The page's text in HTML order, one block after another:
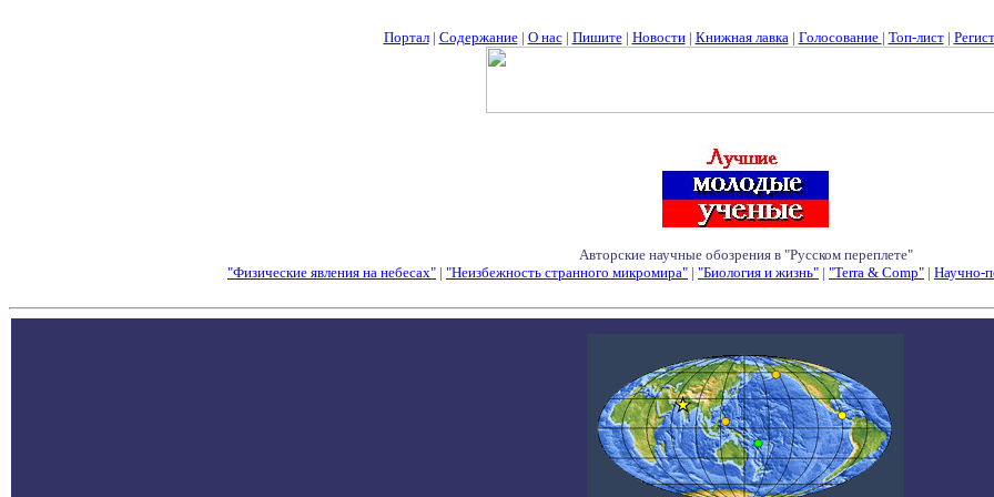
Портал| Содержание| О нас| Пишите| Новости| Книжная лавка| Голосование | Топ-лист|
Авторские научные обозрения в "Русском переплете"
"Физические явления на небесах" | "Неизбежность странного микромира" | "Биология и жизнь" | "Terra & Comp" | Научно-